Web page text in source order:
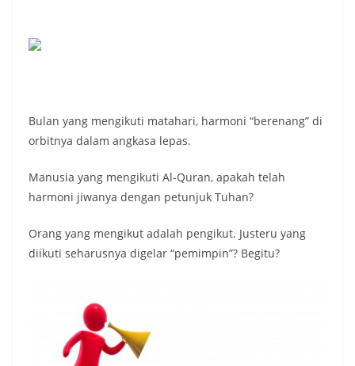
Bulan yang mengikuti matahari, harmoni “berenang” di
orbitnya dalam angkasa lepas.
Manusia yang mengikuti Al-Quran, apakah telah
harmoni jiwanya dengan petunjuk Tuhan?
Orang yang mengikut adalah pengikut. Justeru yang
diikuti seharusnya digelar “pemimpin”? Begitu?